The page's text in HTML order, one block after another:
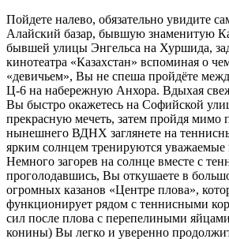
Пойдете налево, обязательно увидите
Алайский базар, бывшую знаменитую
бывшей улицы Энгельса на Хуршида,
кинотеатра «Казахстан» вспоминая о
«девичьем», Вы не спеша пройдёте
Ц-6 на набережную Анхора. Вдыхая
Вы быстро окажетесь на Софийской
прекрасную мечеть, затем пройдя мимо
нынешнего ВДНХ заглянете на
ярким солнцем тренируются уважаемые
Немного загорев на солнце вместе с
проголодавшись, Вы откушаете в
огромных казанов «Центре плова»,
функционирует рядом с теннисными
сил после плова с перепелиными
конины) Вы легко и уверенно